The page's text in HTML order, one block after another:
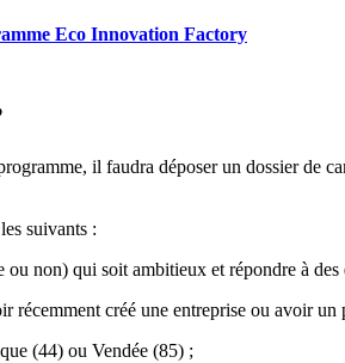
Eco Innovation Factory
il faudra déposer un dossier de
suivants :
non) qui soit ambitieux et répondre à
récemment créé une entreprise ou avoir
(44) ou Vendée (85) ;